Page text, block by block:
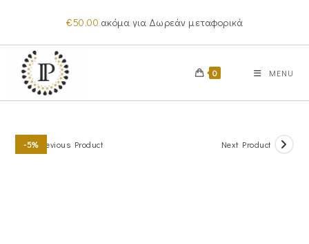
content
€50.00 ακόμα για Δωρεάν μεταφορικά
0 MENU
-5%Previous Product Next Product